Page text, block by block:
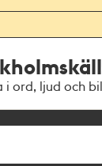
i ord, ljud och